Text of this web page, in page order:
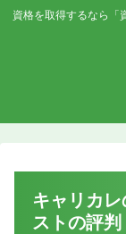
資格を取得するなら「
キャリカ
ストの評